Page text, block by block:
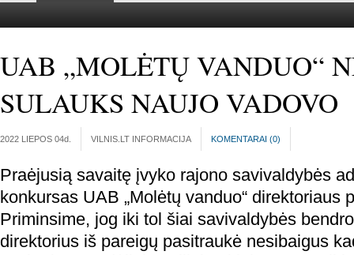
UAB „MOLĖTŲ VANDUO“
SULAUKS NAUJO VADOVO
2022 LIEPOS 04d. VILNIS.LT INFORMACIJA KOMENTARAI (0)
Praėjusią savaitę įvyko rajono savivaldybės
konkursas UAB „Molėtų vanduo“ direktoriaus
Priminsime, jog iki tol šiai savivaldybės
direktorius iš pareigų pasitraukė nesibaigus